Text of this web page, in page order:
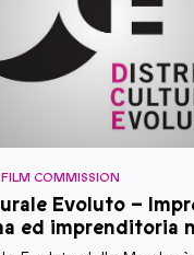
COMMISSION
Evoluto –
ed imprenditoria